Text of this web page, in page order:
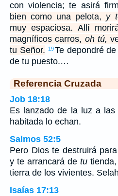
con violencia; te asirá
bien como una pelota, y
muy espaciosa. Allí
magníficos carros, oh tú,
tu Señor.
19Te depondré
de tu puesto.…
Referencia Cruzada
Job 18:18
Es lanzado de la luz a
habitada lo echan.
Salmos 52:5
Pero Dios te destruirá
y te arrancará de tutienda,
tierra de los vivientes. Selah
Isaías 17:13